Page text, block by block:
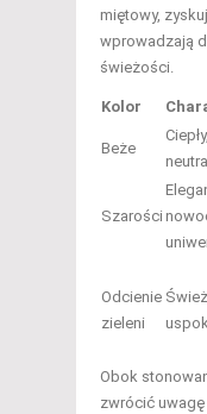
miętowy,
wprowadzają
świeżości.
Kolor
Beże
Szarości
Odcienie
zieleni
Obok
zwrócić